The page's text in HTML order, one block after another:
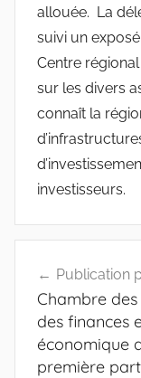
allouée. La
suivi un
Centre
sur les divers
connaît la
investisseurs.
de
l’article
Publication
Chambre
des finances
économique
première